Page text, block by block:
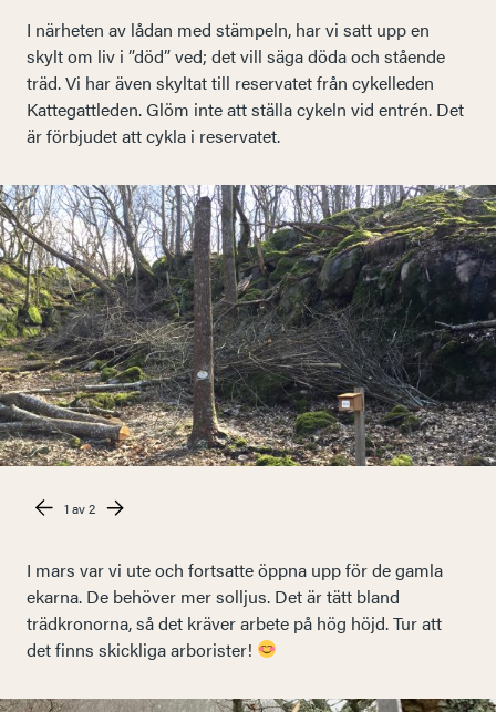
I närheten av lådan med stämpeln, har vi satt upp en
skylt om liv i ”död” ved; det vill säga döda och stående
träd. Vi har även skyltat till reservatet från cykelleden
Kattegattleden. Glöm inte att ställa cykeln vid entrén. Det
är förbjudet att cykla i reservatet.
1av 2
I mars var vi ute och fortsatte öppna upp för de gamla
ekarna. De behöver mer solljus. Det är tätt bland
trädkronorna, så det kräver arbete på hög höjd. Tur att
det finns skickliga arborister!